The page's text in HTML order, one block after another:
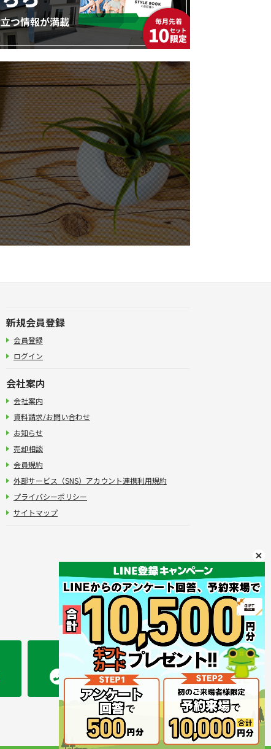
新規会員登録
会員登録
ログイン
会社案内
会社案内
資料請求/お問い合わせ
お知らせ
売却相談
会員規約
外部サービス（SNS）アカウント連携利用規約
プライバシーポリシー
サイトマップ
かえるホーム 熊本店
096-283-2207